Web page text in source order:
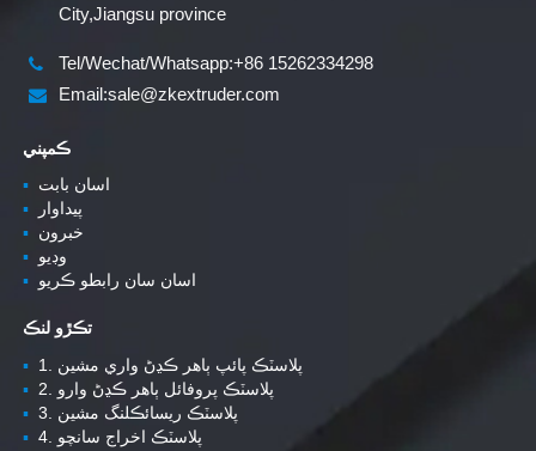
City,Jiangsu province
Tel/Wechat/Whatsapp:+86 15262334298
Email:sale@zkextruder.com
ڪمپني
▪ اسان بابت
▪
پيداوار
▪ خبرون
▪ وڊيو
▪ اسان سان رابطو ڪريو
تڪڙو لنڪ
▪
1. پلاسٽڪ پائپ ٻاهر ڪڍڻ واري مشين
▪
2. پلاسٽڪ پروفائل ٻاهر ڪڍڻ وارو
▪
3. پلاسٽڪ ريسائڪلنگ مشين
▪
4. پلاسٽڪ اخراج سانچو